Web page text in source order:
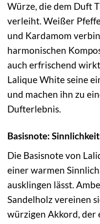
Würze, die dem Duft
verleiht. Weißer
und Kardamom
harmonischen
auch erfrischend
Lalique White seine
und machen ihn zu
Dufterlebnis.
Basisnote:
Die Basisnote von
einer warmen
ausklingen lässt.
Sandelholz vereinen
würzigen Akkord, der